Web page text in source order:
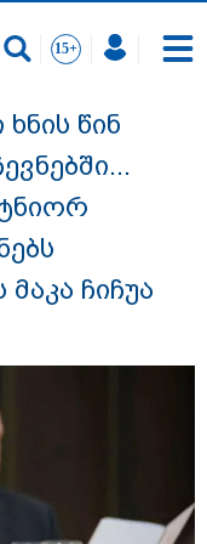
სიახლეს,
ცნობენ
წინ
ჩიჩუა